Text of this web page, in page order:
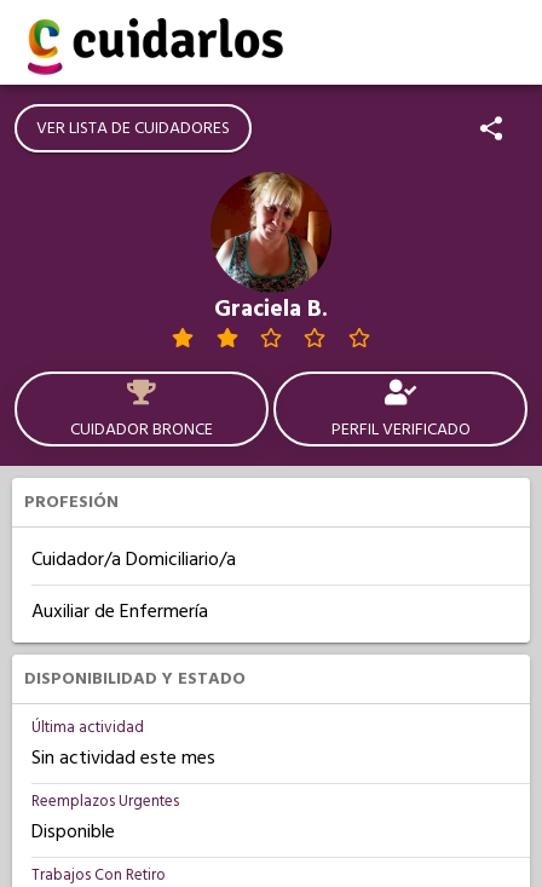
VER LISTA DE CUIDADORES
Graciela B.
CUIDADOR BRONCE PERFIL VERIFICADO
PROFESIÓN
Cuidador/a Domiciliario/a
Auxiliar de Enfermería
DISPONIBILIDAD Y ESTADO
Última actividad
Sin actividad este mes
Reemplazos Urgentes
Disponible
Trabajos Con Retiro